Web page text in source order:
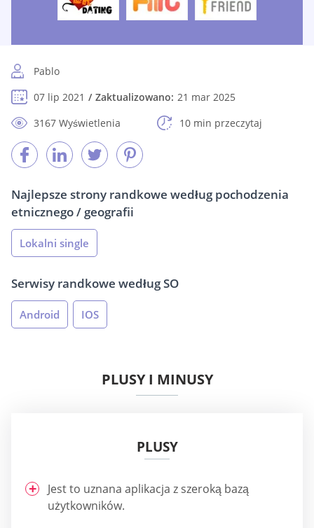
Pablo
07 lip 2021
Zaktualizowano: 21 mar 2025
3167 Wyświetlenia
10 min przeczytaj
Najlepsze strony randkowe według pochodzenia
etnicznego / geografii
Lokalni single
Serwisy randkowe według SO
Android IOS
PLUSY I MINUSY
PLUSY
Jest to uznana aplikacja z szeroką bazą
użytkowników.